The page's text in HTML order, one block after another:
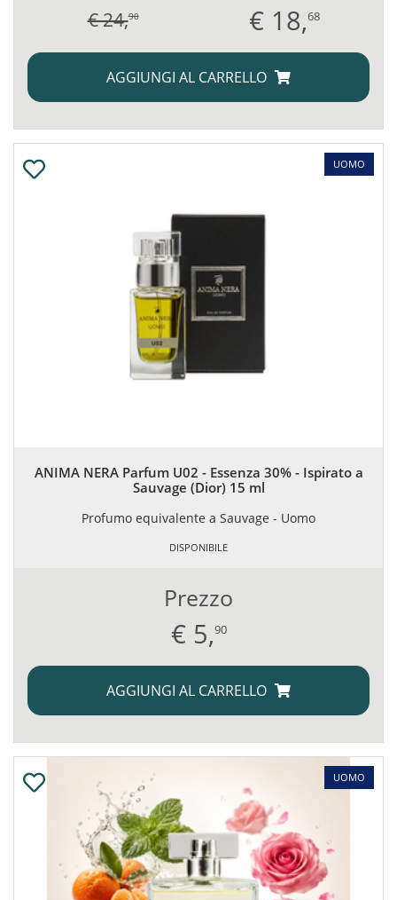
€ 24,90 € 18,68
AGGIUNGI AL CARRELLO
UOMO
ANIMA NERA Parfum U02 - Essenza 30% - Ispirato a
Sauvage (Dior) 15 ml
Profumo equivalente a Sauvage - Uomo
DISPONIBILE
Prezzo
€ 5,90
AGGIUNGI AL CARRELLO
UOMO